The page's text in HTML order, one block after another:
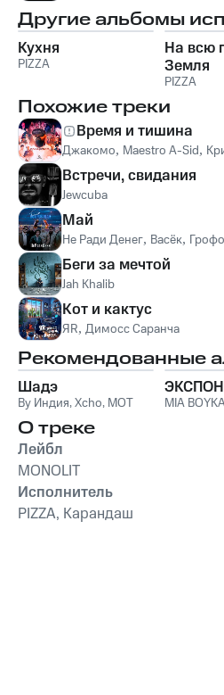
Другие альбомы
Кухня
PIZZA
На всю
Земля
PIZZA
Похожие треки
Время и тишина
Джакомо, Maestro A-Sid,
Встречи, свидания
Jewcuba
Май
Не Ради Денег, Васёк,
Беги за мечтой
Jah Khalib
Кот и кактус
ЯR, Димосс Саранча
Рекомендованные
Шадэ
By Индия,Xcho, MOT MIA
О треке
Лейбл
MONOLIT
Исполнитель
PIZZA, Карандаш